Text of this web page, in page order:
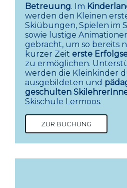
Betreuung. Im
werden den Kleinen
Skiübungen, Spielen im
sowie lustige
gebracht, um so bereits
kurzer Zeit erste
zu ermöglichen.
werden die Kleinkinder
ausgebildeten und
geschulten
Skischule Lermoos.
ZUR BUCHUNG